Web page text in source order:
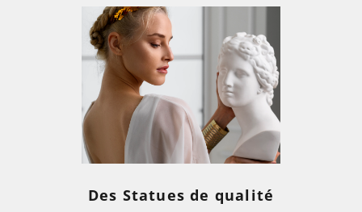
Des Statues de qualité